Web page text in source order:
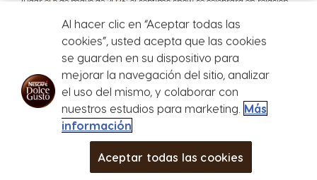
el octavo Sorteo se corresponderá al show de Martin Garrix, que
tendrá lugar el 16 de mayo de 2026; el noveno Sorteo será en relación
al show de Loa Angeles Azules, programado para el 29 de mayo de
2026; el décimo Sorteo corresponderá al show de Luciano Mellera,
programado para el 1 de junio de 2026; el onceavo Sorteo se realizará
con motivo del show de Seru Giran Por Lebon y Aznar, que tendrá
lugar el 21 de junio de 2026; el doceavo Sorteo se realizará en relación
al show de Disney on Ice, programado para el 17 de julio de 2026; el
decimotercer Sorteo corresponderá al show de Rosalía, que tendrá
lugar el 2 de agosto de 2026; decimocuarto Sorteo se realizará en
relación al show de Soda Stereo, programado para el 15 de agosto de
2026; el decimoquinto Sorteo corresponderá al show de 5 Seconds of
Al hacer clic en “Aceptar todas las
cookies”, usted acepta que las cookies
se guarden en su dispositivo para
mejorar la navegación del sitio, analizar
el uso del mismo, y colaborar con
nuestros estudios para marketing. Más
información
Aceptar todas las cookies